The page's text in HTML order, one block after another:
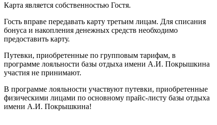
Карта является собственностью Гостя.
Гость вправе передавать карту третьим лицам. Для списания
бонуса и накопления денежных средств необходимо
предоставить карту.
Путевки, приобретенные по групповым тарифам, в
программе лояльности базы отдыха имени А.И. Покрышкина
участия не принимают.
В программе лояльности участвуют путевки, приобретенные
физическими лицами по основному прайс-листу базы отдыха
имени А.И. Покрышкина!